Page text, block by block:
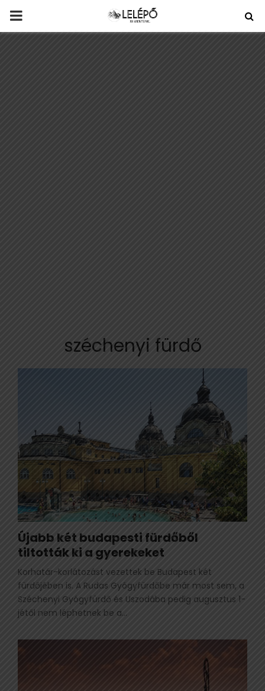
PRIMARY
széchenyi fürdő
Újabb két budapesti fürdőből
tiltották ki a gyerekeket
Korhatár-korlátozást vezettek be Budapest két
fürdőjében is. A Rudas Gyógyfürdőbe már most sem, a
Széchenyi Gyógyfürdő és Uszodába pedig augusztus 1-
jétől nem léphetnek be a...